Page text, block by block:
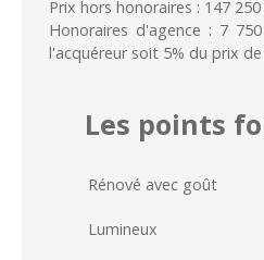
Prix hors honoraires : 147
Honoraires d'agence : 7
l'acquéreur soit 5% du prix
Les points
Rénové avec goût
Lumineux